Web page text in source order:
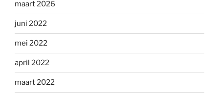
maart 2026
juni 2022
mei 2022
april 2022
maart 2022